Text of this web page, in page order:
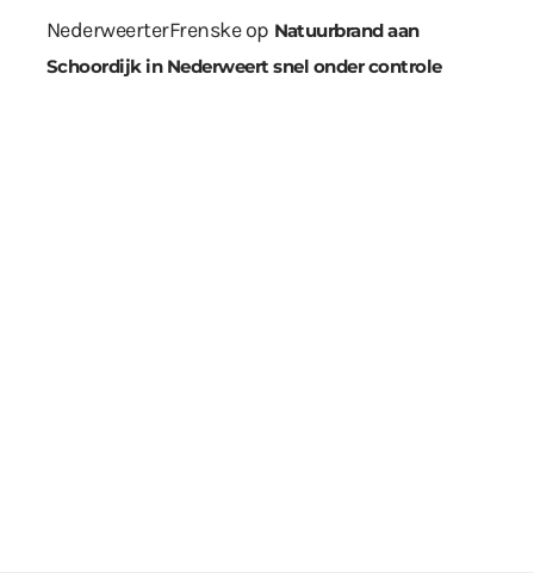
NederweerterFrenskeop Natuurbrand aan
Schoordijk in Nederweert snel onder controle